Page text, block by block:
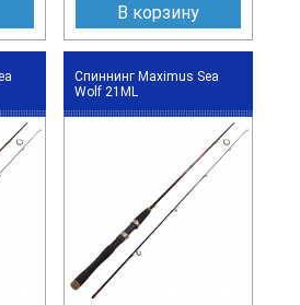
В корзину
Спиннинг Maximus Sea
Wolf 21ML